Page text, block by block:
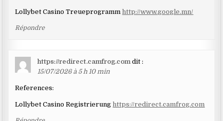
Lollybet Casino Treueprogramm http://www.google.mn/
Répondre
https://redirect.camfrog.com dit :
15/07/2026 à 5 h 10 min
References:
Lollybet Casino Registrierunghttps://redirect.camfrog.com